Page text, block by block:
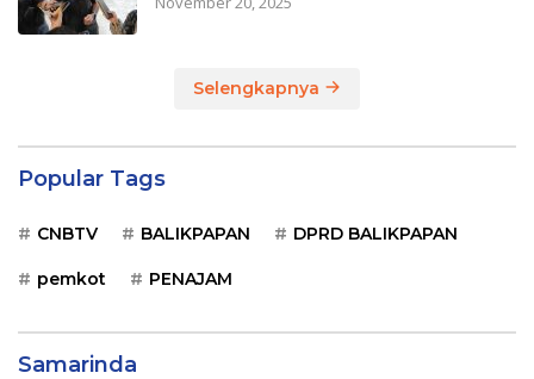
Selengkapnya
Popular Tags
CNBTV BALIKPAPAN DPRD BALIKPAPAN
pemkot PENAJAM
Samarinda